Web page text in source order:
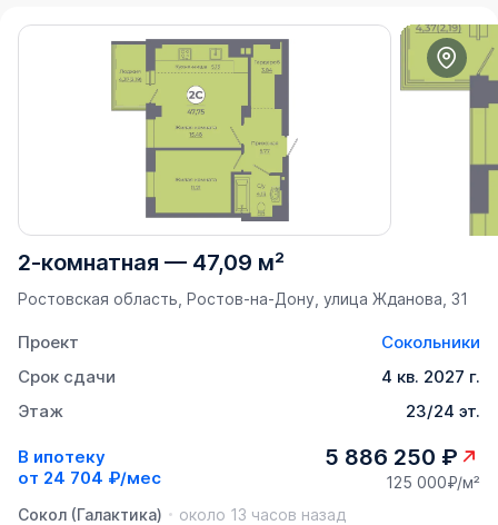
2-комнатная — 47,09 м²
Ростовская область, Ростов-на-Дону, улица Жданова, 31
Проект
Сокольники
Срок сдачи
4 кв. 2027 г.
Этаж
23/24 эт.
В ипотеку
от 24 704 ₽/мес
5 886 250 ₽
125 000₽/м²
Сокол (Галактика)
около 13 часов назад